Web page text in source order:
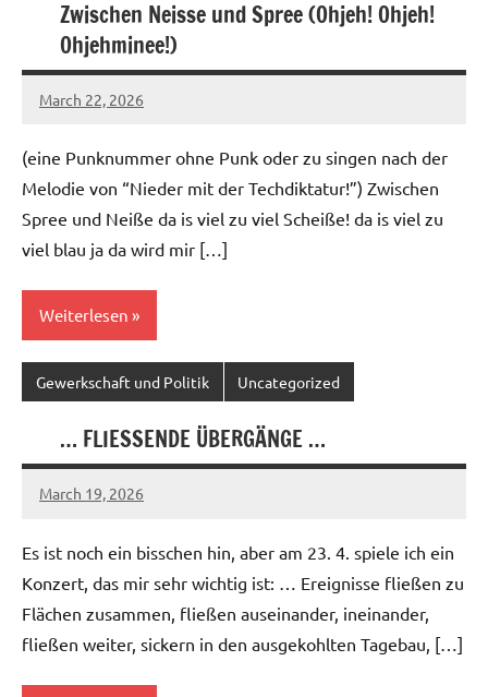
Zwischen Neisse und Spree (Ohjeh! Ohjeh!
Ohjehminee!)
March 22, 2026
geigerzaehler
No
(eine Punknummer ohne Punk oder zu singen nach der
Melodie von “Nieder mit der Techdiktatur!”) Zwischen
Spree und Neiße da is viel zu viel Scheiße! da is viel zu
viel blau ja da wird mir […]
Weiterlesen
Gewerkschaft und Politik Uncategorized
… FLIESSENDE ÜBERGÄNGE …
March 19, 2026
geigerzaehler
No
Es ist noch ein bisschen hin, aber am 23. 4. spiele ich ein
Konzert, das mir sehr wichtig ist: … Ereignisse fließen zu
Flächen zusammen, fließen auseinander, ineinander,
fließen weiter, sickern in den ausgekohlten Tagebau, […]